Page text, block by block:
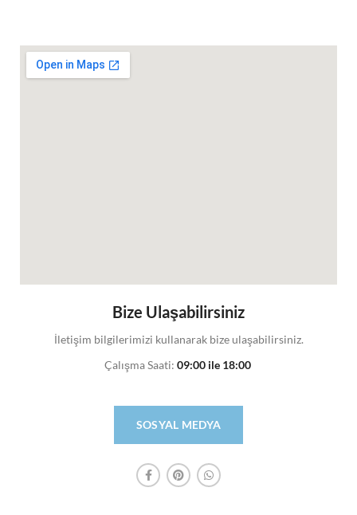
Bize Ulaşabilirsiniz
İletişim bilgilerimizi kullanarak bize ulaşabilirsiniz.
Çalışma Saati: 09:00 ile 18:00
SOSYAL MEDYA